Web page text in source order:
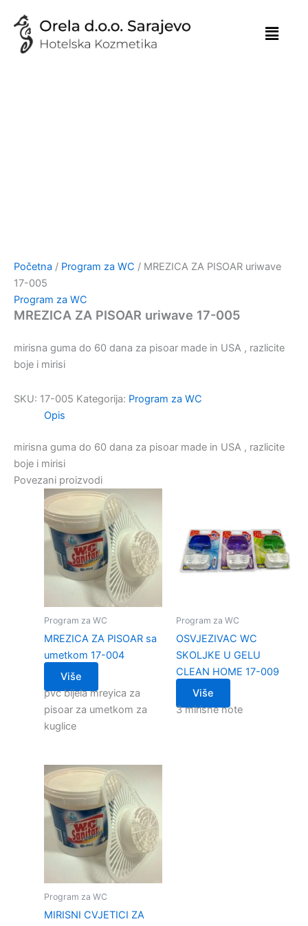
content
Početna / Program za WC / MREZICA ZA PISOAR uriwave
17-005
Program za WC
MREZICA ZA PISOAR uriwave 17-005
mirisna guma do 60 dana za pisoar made in USA , razlicite
boje i mirisi
SKU: 17-005 Kategorija: Program za WC
Opis
mirisna guma do 60 dana za pisoar made in USA , razlicite
boje i mirisi
Povezani proizvodi
Program za WC
MREZICA ZA PISOAR sa
umetkom 17-004
Više
pvc bijela mreyica za
pisoar za umetkom za
kuglice
Program za WC
OSVJEZIVAC WC
SKOLJKE U GELU
CLEAN HOME 17-009
Više
3 mirisne note
Program za WC
MIRISNI CVJETICI ZA